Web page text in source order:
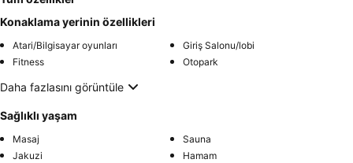
Konaklama yerinin özellikleri
Atari/Bilgisayar oyunları
Giriş Salonu/lobi
Fitness
Otopark
Daha fazlasını görüntüle
Sağlıklı yaşam
Masaj
Sauna
Jakuzi
Hamam